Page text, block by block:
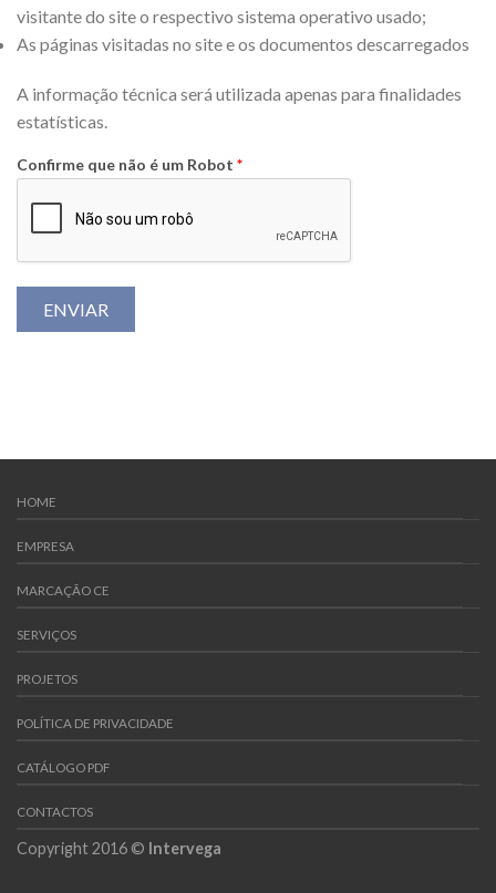
visitante do site o respectivo sistema operativo usado;
As páginas visitadas no site e os documentos descarregados
A informação técnica será utilizada apenas para finalidades
estatísticas.
Confirme que não é um Robot *
HOME
EMPRESA
MARCAÇÃO CE
SERVIÇOS
PROJETOS
POLÍTICA DE PRIVACIDADE
CATÁLOGO PDF
CONTACTOS
Copyright 2016 © Intervega